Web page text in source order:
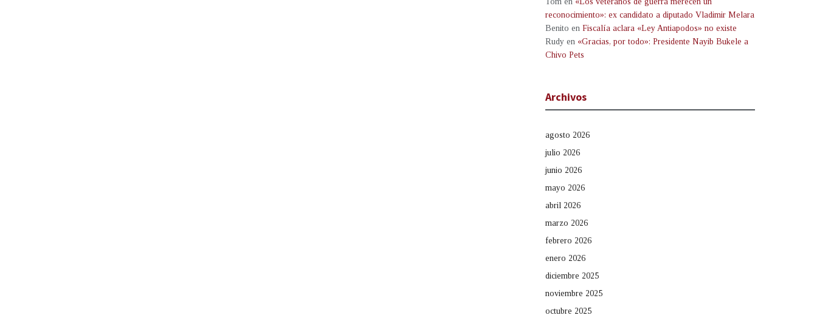
reconocimiento»: ex candidato a diputado Vladimir Melara
Benito en Fiscalía aclara «Ley Antiapodos» no existe
Rudy en «Gracias, por todo»: Presidente Nayib Bukele a
Chivo Pets
Archivos
agosto 2026
julio 2026
junio 2026
mayo 2026
abril 2026
marzo 2026
febrero 2026
enero 2026
diciembre 2025
noviembre 2025
octubre 2025